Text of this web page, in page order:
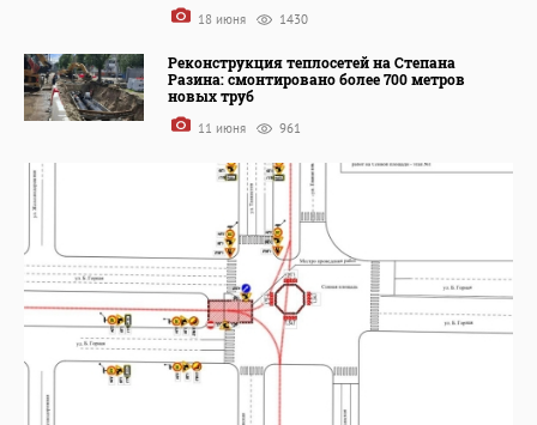
18 июня 1430
Реконструкция теплосетей на Степана
Разина: смонтировано более 700 метров
новых труб
11 июня 961